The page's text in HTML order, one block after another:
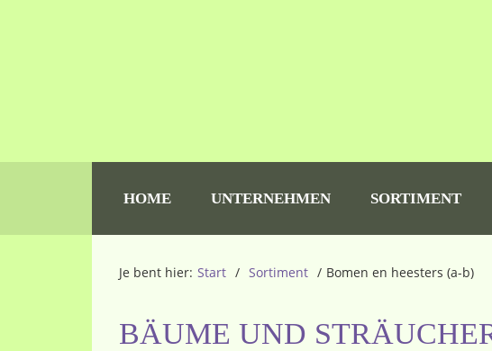
HOME UNTERNEHMEN SORTIMENT
Je bent hier: Start / Sortiment / Bomen en heesters (a-b)
BÄUME UND